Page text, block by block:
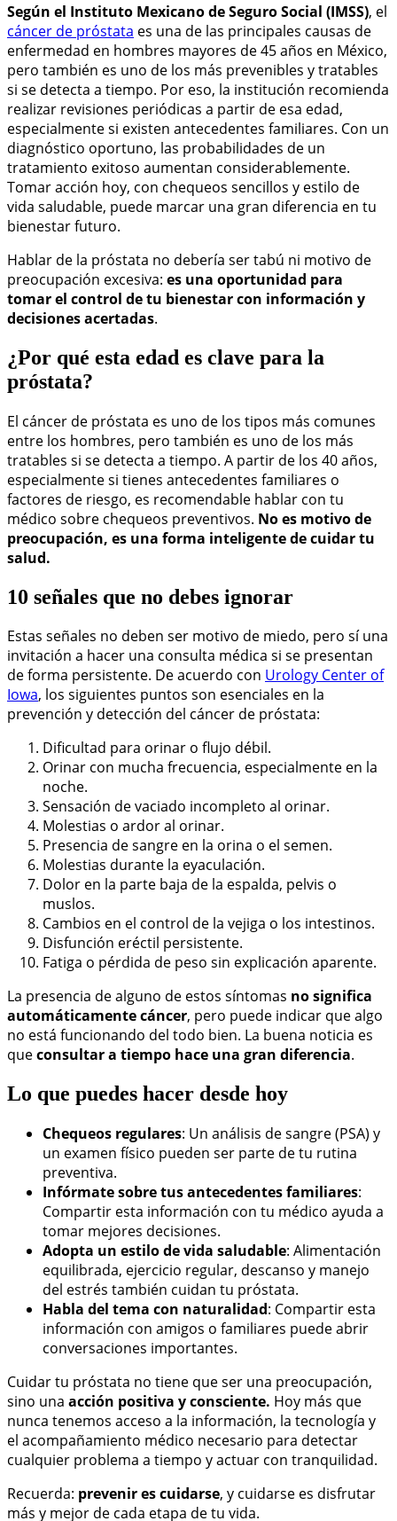
Según el Instituto Mexicano de Seguro Social (IMSS), el
cáncer de próstata es una de las principales causas de
enfermedad en hombres mayores de 45 años en México,
pero también es uno de los más prevenibles y tratables
si se detecta a tiempo. Por eso, la institución recomienda
realizar revisiones periódicas a partir de esa edad,
especialmente si existen antecedentes familiares. Con un
diagnóstico oportuno, las probabilidades de un
tratamiento exitoso aumentan considerablemente.
Tomar acción hoy, con chequeos sencillos y estilo de
vida saludable, puede marcar una gran diferencia en tu
bienestar futuro.
Hablar de la próstata no debería ser tabú ni motivo de
preocupación excesiva: es una oportunidad para
tomar el control de tu bienestar con información y
decisiones acertadas.
¿Por qué esta edad es clave para la
próstata?
El cáncer de próstata es uno de los tipos más comunes
entre los hombres, pero también es uno de los más
tratables si se detecta a tiempo. A partir de los 40 años,
especialmente si tienes antecedentes familiares o
factores de riesgo, es recomendable hablar con tu
médico sobre chequeos preventivos. No es motivo de
preocupación, es una forma inteligente de cuidar tu
salud.
10 señales que no debes ignorar
Estas señales no deben ser motivo de miedo, pero sí una
invitación a hacer una consulta médica si se presentan
de forma persistente. De acuerdo con Urology Center of
Iowa, los siguientes puntos son esenciales en la
prevención y detección del cáncer de próstata:
Dificultad para orinar o flujo débil.
Orinar con mucha frecuencia, especialmente en la
noche.
Sensación de vaciado incompleto al orinar.
Molestias o ardor al orinar.
Presencia de sangre en la orina o el semen.
Molestias durante la eyaculación.
Dolor en la parte baja de la espalda, pelvis o
muslos.
Cambios en el control de la vejiga o los intestinos.
Disfunción eréctil persistente.
Fatiga o pérdida de peso sin explicación aparente.
La presencia de alguno de estos síntomas no significa
automáticamente cáncer, pero puede indicar que algo
no está funcionando del todo bien. La buena noticia es
queconsultar a tiempo hace una gran diferencia.
Lo que puedes hacer desde hoy
Chequeos regulares: Un análisis de sangre (PSA) y
un examen físico pueden ser parte de tu rutina
preventiva.
Infórmate sobre tus antecedentes familiares:
Compartir esta información con tu médico ayuda a
tomar mejores decisiones.
Adopta un estilo de vida saludable: Alimentación
equilibrada, ejercicio regular, descanso y manejo
del estrés también cuidan tu próstata.
Habla del tema con naturalidad: Compartir esta
información con amigos o familiares puede abrir
conversaciones importantes.
Cuidar tu próstata no tiene que ser una preocupación,
sino una acción positiva y consciente. Hoy más que
nunca tenemos acceso a la información, la tecnología y
el acompañamiento médico necesario para detectar
cualquier problema a tiempo y actuar con tranquilidad.
Recuerda: prevenir es cuidarse, y cuidarse es disfrutar
más y mejor de cada etapa de tu vida.